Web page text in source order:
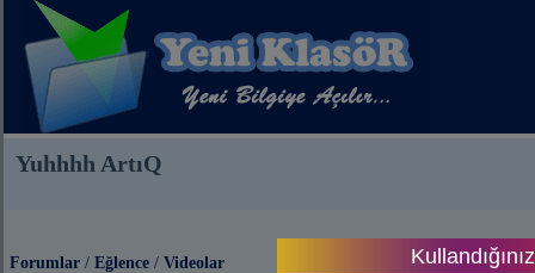
Yuhhhh ArtıQ
Forumlar / Eğlence / Videolar